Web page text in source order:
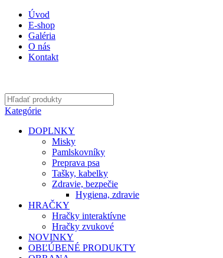
Úvod
E-shop
Galéria
O nás
Kontakt
Kategórie
DOPLNKY
Misky
Pamlskovníky
Preprava psa
Tašky, kabelky
Zdravie, bezpečie
Hygiena, zdravie
HRAČKY
Hračky interaktívne
Hračky zvukové
NOVINKY
OBĽÚBENÉ PRODUKTY